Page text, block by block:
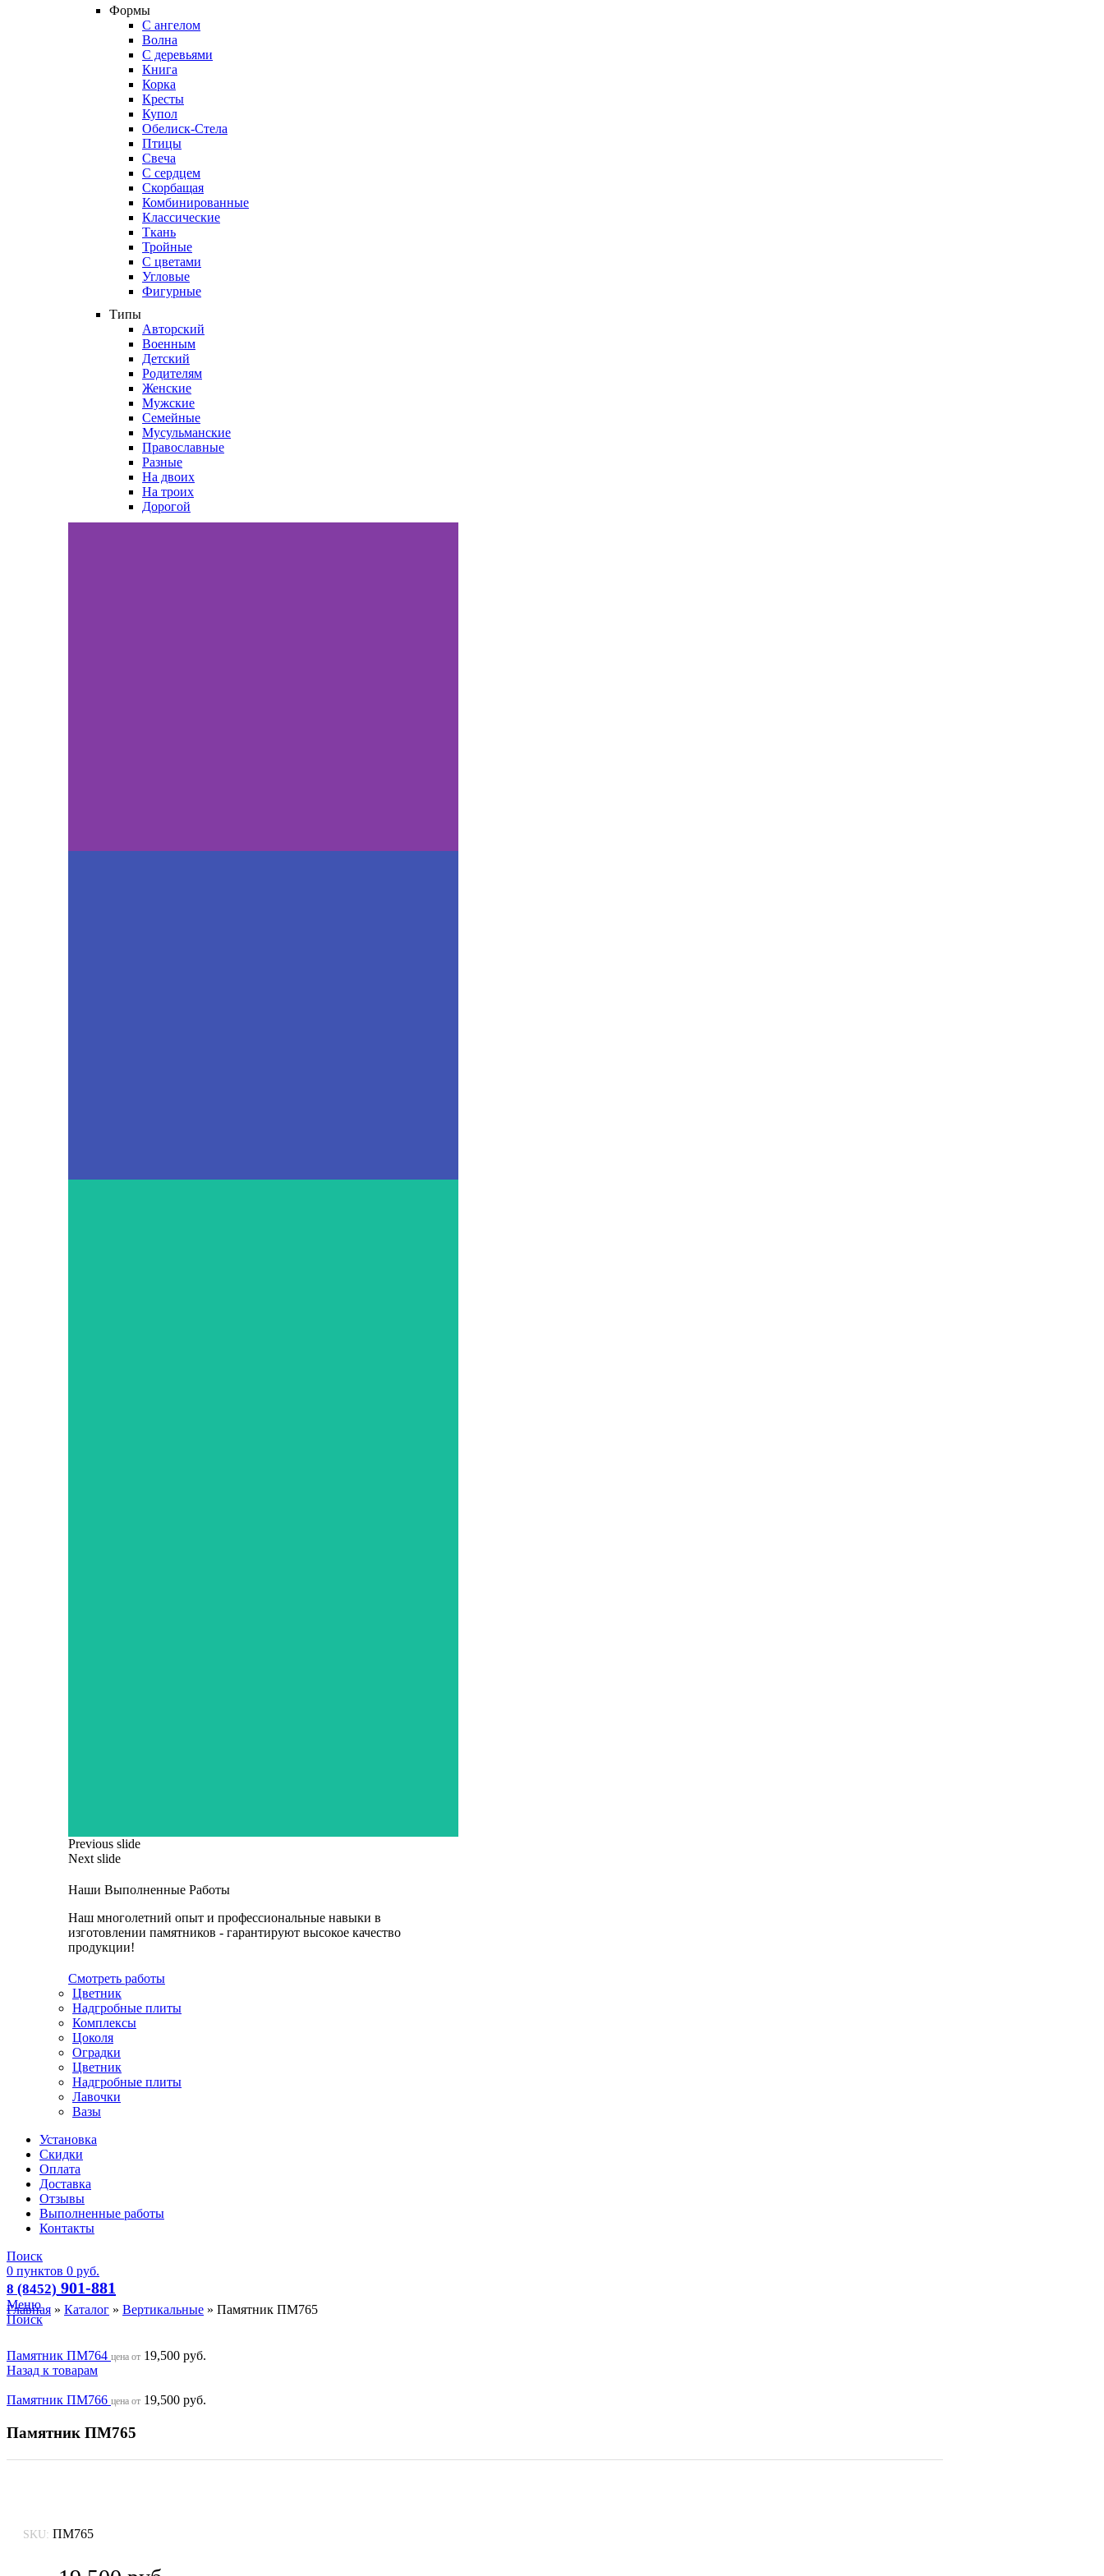
Формы
С ангелом
Волна
С деревьями
Книга
Корка
Кресты
Купол
Обелиск-Стела
Птицы
Свеча
С сердцем
Скорбащая
Комбинированные
Классические
Ткань
Тройные
С цветами
Угловые
Фигурные
Типы
Авторский
Военным
Детский
Родителям
Женские
Мужские
Семейные
Мусульманские
Православные
Разные
На двоих
На троих
Дорогой
Previous slide
Next slide
Наши Выполненные Работы
Наш многолетний опыт и профессиональные навыки в
изготовлении памятников - гарантируют высокое качество
продукции!
Смотреть работы
Цветник
Надгробные плиты
Комплексы
Цоколя
Оградки
Цветник
Надгробные плиты
Лавочки
Вазы
Установка
Скидки
Оплата
Доставка
Отзывы
Выполненные работы
Контакты
Поиск
0 пунктов 0 руб.
8 (8452) 901-881
Меню
Поиск
Главная » Каталог » Вертикальные » Памятник ПМ765
Памятник ПМ764 цена от 19,500 руб.
Назад к товарам
Памятник ПМ766 цена от 19,500 руб.
Памятник ПМ765
SKU: ПМ765